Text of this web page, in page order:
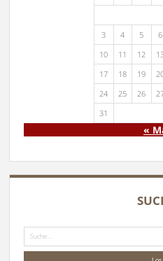
3
4 5 6
10
11 12
17
18 19
24
25 26
31
«
Suche